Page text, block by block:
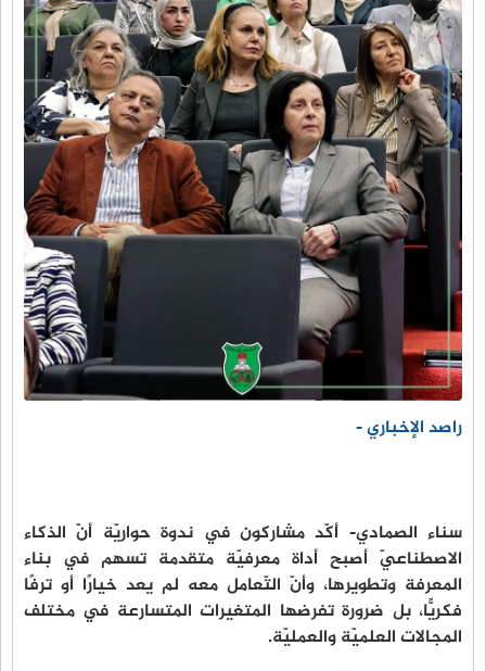
راصد الإخباري -
سناء الصمادي- أكّد مشاركون في ندوة حواريّة أنّ الذكاء
الاصطناعيّ أصبح أداة معرفيّة متقدمة تسهم في بناء
المعرفة وتطويرها، وأنّ التّعامل معه لم يعد خيارًا أو ترفًا
فكريًّا، بل ضرورة تفرضها المتغيرات المتسارعة في مختلف
المجالات العلميّة والعمليّة.